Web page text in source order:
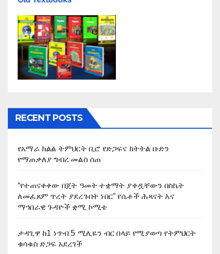
RECENT POSTS
የአማራ ክልል ትምህርት ቢሮ የድጋፍና ክትትል ቡድን
የማጠቃለያ ግብረ መልስ ሰጠ
“የተጠናቀቀው በጀት ዓመት ተቋማት ያቀዷቸውን በስኬት
ለመፈጸም ጥረት ያደረጉበት ነበር” የሴቶች ሕጻናት እና
ማኅበራዊ ጉዳዮች ቋሚ ኮሚቴ
ታዳጊዋ ከ1 ነጥብ 5 ሚሊዬን ብር በላይ የሚያወጣ የትምህርት
ቁሳቁስ ድጋፍ አደረገች